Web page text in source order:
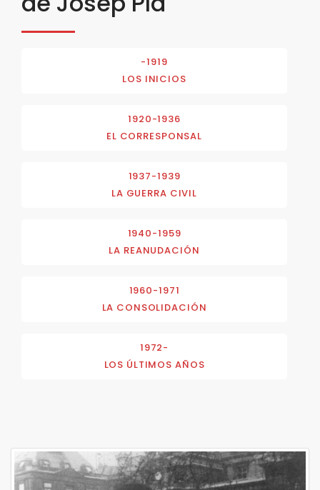
-1919
LOS INICIOS
1920-1936
EL CORRESPONSAL
1937-1939
LA GUERRA CIVIL
1940-1959
LA REANUDACIÓN
1960-1971
LA CONSOLIDACIÓN
1972-
LOS ÚLTIMOS AÑOS